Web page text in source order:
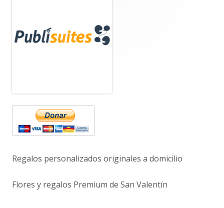
lateral
principal
Regalos personalizados originales a domicilio
Flores y regalos Premium de San Valentín